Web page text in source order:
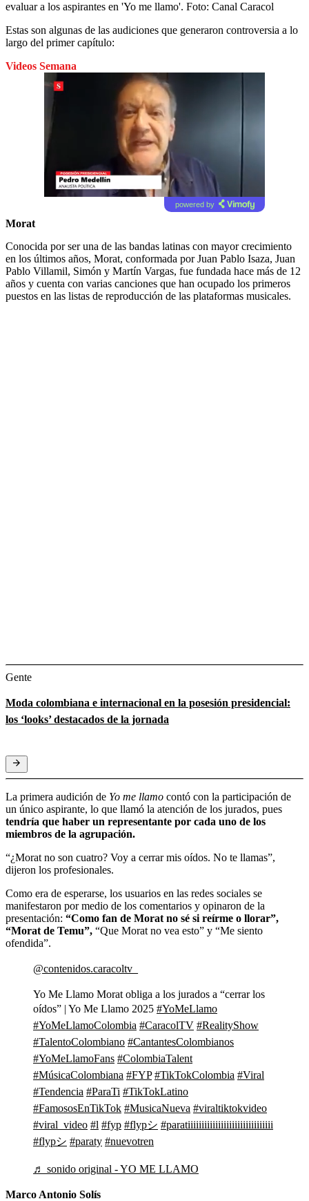
evaluar a los aspirantes en 'Yo me llamo'. Foto: Canal Caracol
Estas son algunas de las audiciones que generaron controversia a lo
largo del primer capítulo:
Videos Semana
powered by
Morat
Conocida por ser una de las bandas latinas con mayor crecimiento
en los últimos años, Morat, conformada por Juan Pablo Isaza, Juan
Pablo Villamil, Simón y Martín Vargas, fue fundada hace más de 12
años y cuenta con varias canciones que han ocupado los primeros
puestos en las listas de reproducción de las plataformas musicales.
Gente
Moda colombiana e internacional en la posesión presidencial:
los ‘looks’ destacados de la jornada
La primera audición de Yo me llamo contó con la participación de
un único aspirante, lo que llamó la atención de los jurados, pues
tendría que haber un representante por cada uno de los
miembros de la agrupación.
“¿Morat no son cuatro? Voy a cerrar mis oídos. No te llamas”,
dijeron los profesionales.
Como era de esperarse, los usuarios en las redes sociales se
manifestaron por medio de los comentarios y opinaron de la
presentación: “Como fan de Morat no sé si reírme o llorar”,
“Morat de Temu”, “Que Morat no vea esto” y “Me siento
ofendida”.
@contenidos.caracoltv_
Yo Me Llamo Morat obliga a los jurados a “cerrar los
oídos” | Yo Me Llamo 2025 #YoMeLlamo
#YoMeLlamoColombia #CaracolTV #RealityShow
#TalentoColombiano #CantantesColombianos
#YoMeLlamoFans #ColombiaTalent
#MúsicaColombiana #FYP #TikTokColombia #Viral
#Tendencia #ParaTi #TikTokLatino
#FamososEnTikTok #MusicaNueva #viraltiktokvideo
#viral_video #l #fyp #flypシ #paratiiiiiiiiiiiiiiiiiiiiiiiiiiiiiii
#flypシ #paraty #nuevotren
♬ sonido original - YO ME LLAMO
Marco Antonio Solís